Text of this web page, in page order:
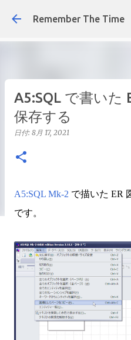
スキップしてメイ
Remember The Time
A5:SQL で書いた
保存する
日付: 8月 17, 2021
A5:SQL Mk-2 で描いた ER
です。